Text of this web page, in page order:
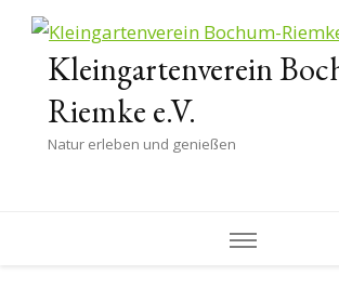
Kleingartenverein
Riemke e.V.
Natur erleben und genießen